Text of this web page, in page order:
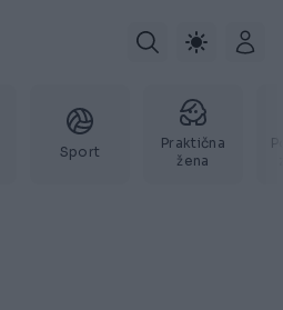
Sport
Praktična
žena